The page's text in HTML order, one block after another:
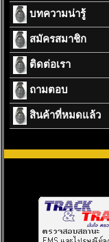
บทความน่ารู้
สมัครสมาชิก
ติดต่อเรา
ถามตอบ
สินค้าที่หมดแล้ว